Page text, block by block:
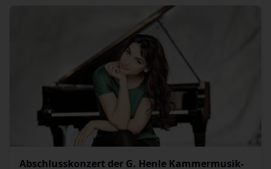
Abschlusskonzert der G. Henle Kammermusik-